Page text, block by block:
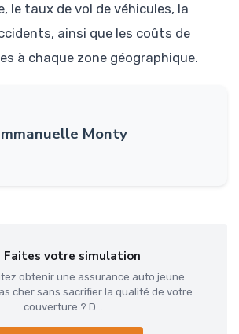
le taux de vol de véhicules, la
ainsi que les coûts de
à chaque zone géographique.
Monty
Faites votre simulation
obtenir une assurance auto jeune
cher sans sacrifier la qualité de votre
couverture ? D...